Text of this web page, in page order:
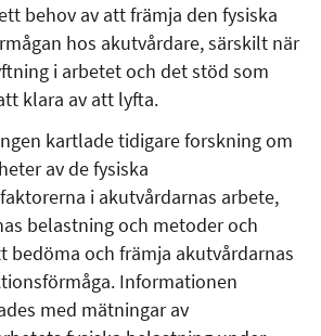
behov av att främja den fysiska
hos akutvårdare, särskilt när
i arbetet och det stöd som
klara av att lyfta.
kartlade tidigare forskning om
av de fysiska
i akutvårdarnas arbete,
belastning och metoder och
bedöma och främja akutvårdarnas
Informationen
med mätningar av